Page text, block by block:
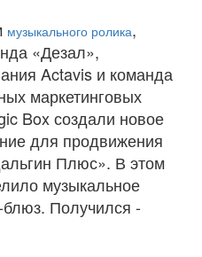
музыкального ролика,
«Дезал»,
Actavis и команда
маркетинговых
Box создали новое
для продвижения
Плюс». В этом
музыкальное
Получился -